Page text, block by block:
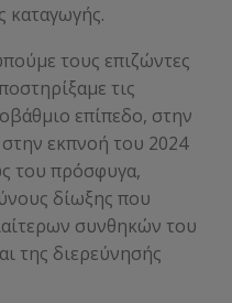
καταγωγής.
τους επιζώντες
τις
επίπεδο, στην
εκπνοή του 2024
του πρόσφυγα,
δίωξης που
συνθηκών του
της διερεύνησής